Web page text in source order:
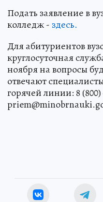
Подать заявление в
колледж - здесь.
Для абитуриентов
круглосуточная
ноября на вопросы
отвечают
горячей линии: 8